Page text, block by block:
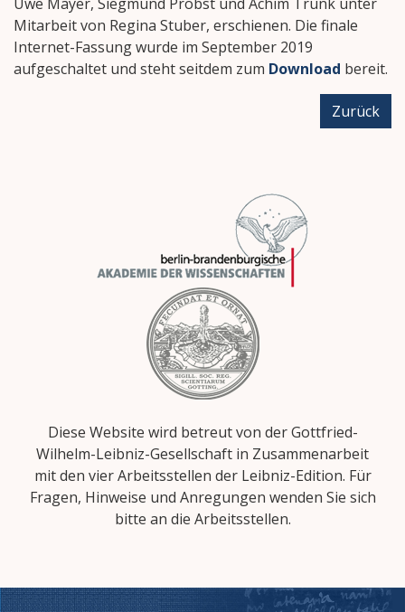
Mitarbeit von Regina Stuber, erschienen. Die finale
Internet-Fassung wurde im September 2019
aufgeschaltet und steht seitdem zum Download bereit.
Zurück
Diese Website wird betreut von der Gottfried-
Wilhelm-Leibniz-Gesellschaft in Zusammenarbeit
mit den vier Arbeitsstellen der Leibniz-Edition. Für
Fragen, Hinweise und Anregungen wenden Sie sich
bitte an die Arbeitsstellen.